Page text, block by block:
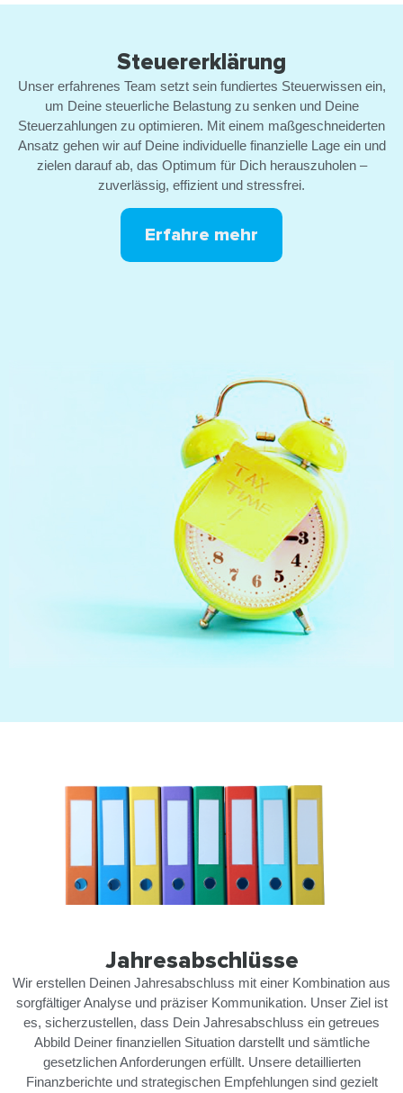
Steuererklärung
Unser erfahrenes Team setzt sein fundiertes Steuerwissen ein,
um Deine steuerliche Belastung zu senken und Deine
Steuerzahlungen zu optimieren. Mit einem maßgeschneiderten
Ansatz gehen wir auf Deine individuelle finanzielle Lage ein und
zielen darauf ab, das Optimum für Dich herauszuholen –
zuverlässig, effizient und stressfrei.
Erfahre mehr
Jahresabschlüsse
Wir erstellen Deinen Jahresabschluss mit einer Kombination aus
sorgfältiger Analyse und präziser Kommunikation. Unser Ziel ist
es, sicherzustellen, dass Dein Jahresabschluss ein getreues
Abbild Deiner finanziellen Situation darstellt und sämtliche
gesetzlichen Anforderungen erfüllt. Unsere detaillierten
Finanzberichte und strategischen Empfehlungen sind gezielt